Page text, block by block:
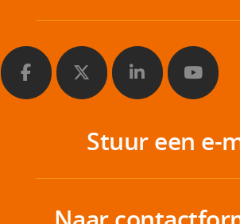
Stuur een e-